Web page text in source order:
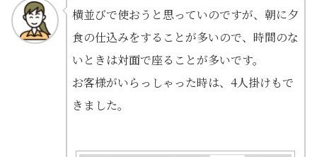
横並びで使おうと思っていのですが、朝に夕
食の仕込みをすることが多いので、時間のな
いときは対面で座ることが多いです。
お客様がいらっしゃった時は、4人掛けもで
きました。